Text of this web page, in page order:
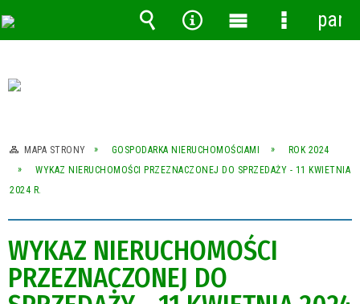
MAPA STRONY GOSPODARKA NIERUCHOMOŚCIAMI
ROK 2024
WYKAZ NIERUCHOMOŚCI PRZEZNACZONEJ DO SPRZEDAŻY - 11 KWIETNIA
2024 R.
WYKAZ NIERUCHOMOŚCI
PRZEZNACZONEJ DO
Wyszukiwarka
Narzędzia
MenuMenu